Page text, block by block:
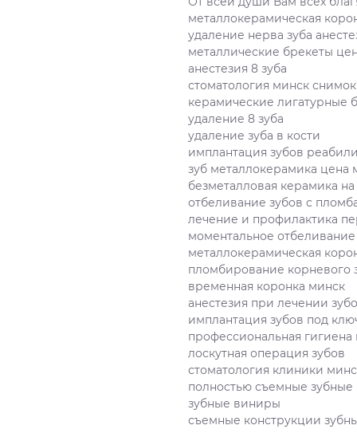
металлокерамическая
удаление нерва зуба
металлические брекеты
анестезия 8 зуба
стоматология минск снимок
керамические лигатурные
удаление 8 зуба
удаление зуба в кости
имплантация зубов
зуб металлокерамика цена
безметалловая керамика
отбеливание зубов с
лечение и профилактика
моментальное отбеливание
металлокерамическая
пломбирование корневого
временная коронка минск
анестезия при лечении
имплантация зубов под
профессиональная гигиена
лоскутная операция зубов
стоматология клиники
полностью съемные
зубные виниры
съемные конструкции